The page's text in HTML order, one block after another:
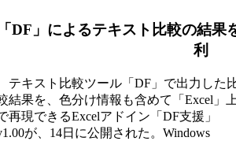
「DF」によるテキスト比較の結
利
テキスト比較ツール「DF」で出力した
結果を、色分け情報も含めて「Excel」
再現できるExcelアドイン「DF支援」
が、14日に公開された。Windows